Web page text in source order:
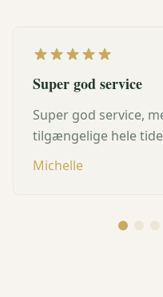
Super god service
Super god service,
tilgængelige hele
Michelle